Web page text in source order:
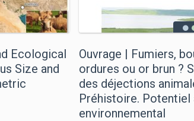
Ecological
Size and
Ouvrage | Fumiers,
ordures ou or brun ?
des déjections
Préhistoire.
environnemental